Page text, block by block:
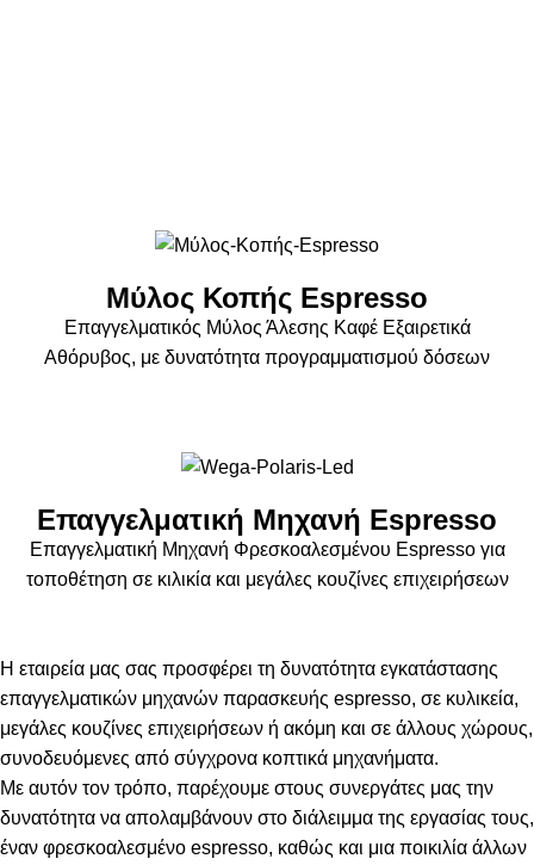
Μύλος Κοπής Espresso
Eπαγγελματικός Mύλος Άλεσης Καφέ Εξαιρετικά
Αθόρυβος, με δυνατότητα προγραμματισμού δόσεων
Επαγγελματική Μηχανή Espresso
Επαγγελματική Μηχανή Φρεσκοαλεσμένου Espresso για
τοποθέτηση σε κιλικία και μεγάλες κουζίνες επιχειρήσεων
Η εταιρεία μας σας προσφέρει τη δυνατότητα εγκατάστασης
επαγγελματικών μηχανών παρασκευής espresso, σε κυλικεία,
μεγάλες κουζίνες επιχειρήσεων ή ακόμη και σε άλλους χώρους,
συνοδευόμενες από σύγχρονα κοπτικά μηχανήματα.
Με αυτόν τον τρόπο, παρέχουμε στους συνεργάτες μας την
δυνατότητα να απολαμβάνουν στο διάλειμμα της εργασίας τους,
έναν φρεσκοαλεσμένο espresso, καθώς και μια ποικιλία άλλων